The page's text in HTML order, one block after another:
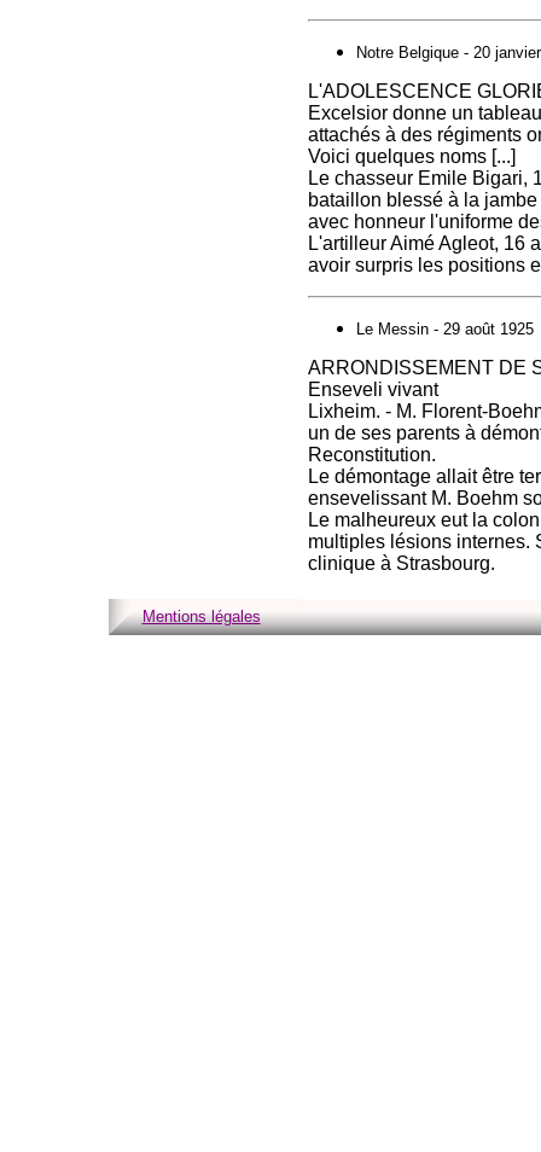
Notre Belgique - 20
L'ADOLESCENCE
Excelsior donne un
attachés à des régiments
Voici quelques noms [...]
Le chasseur Emile Bigari,
bataillon blessé à la
avec honneur l'uniforme
L'artilleur Aimé Agleot, 16
avoir surpris les positions
Le Messin - 29 août 1925
ARRONDISSEMENT DE
Enseveli vivant
Lixheim. - M. Florent-
un de ses parents à
Reconstitution.
Le démontage allait être
ensevelissant M. Boehm
Le malheureux eut la
multiples lésions internes.
clinique à Strasbourg.
Mentions légales